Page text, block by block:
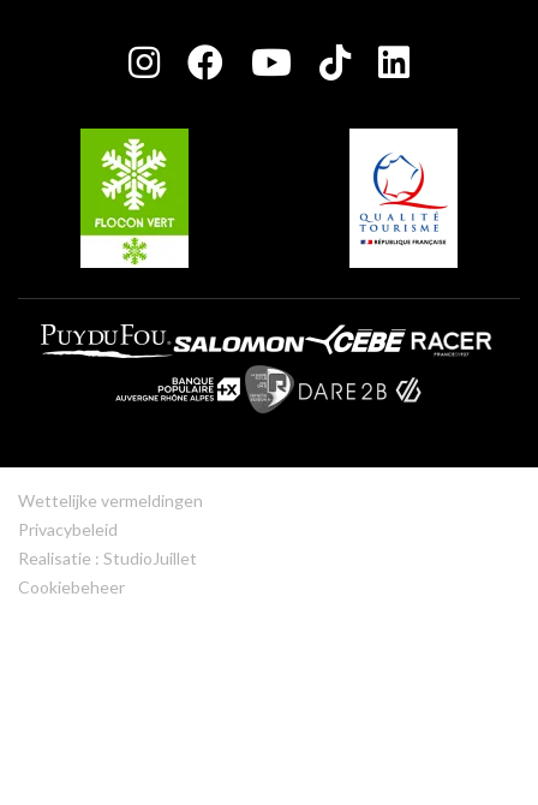
Charter van toegewijde spelers
Plagne Villages
Plagne Aime 2000
Wettelijke vermeldingen
Privacybeleid
Realisatie : StudioJuillet
Cookiebeheer